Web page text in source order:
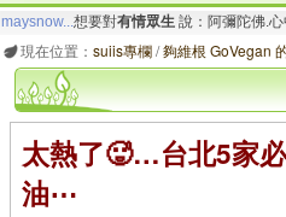
maysnow... 想要對有情眾生 說：阿彌陀佛.
玲瓏虹
想要對 有情眾生說：阿彌陀佛.心寬
現在位置： suiis專欄/夠維根 GoVegan
太熱了🥵…台北5家
油⋯